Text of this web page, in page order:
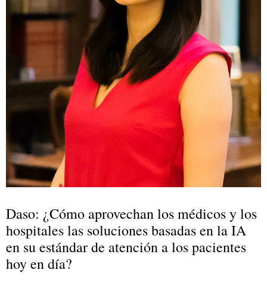
Daso: ¿Cómo aprovechan los médicos y los
hospitales las soluciones basadas en la IA
en su estándar de atención a los pacientes
hoy en día?